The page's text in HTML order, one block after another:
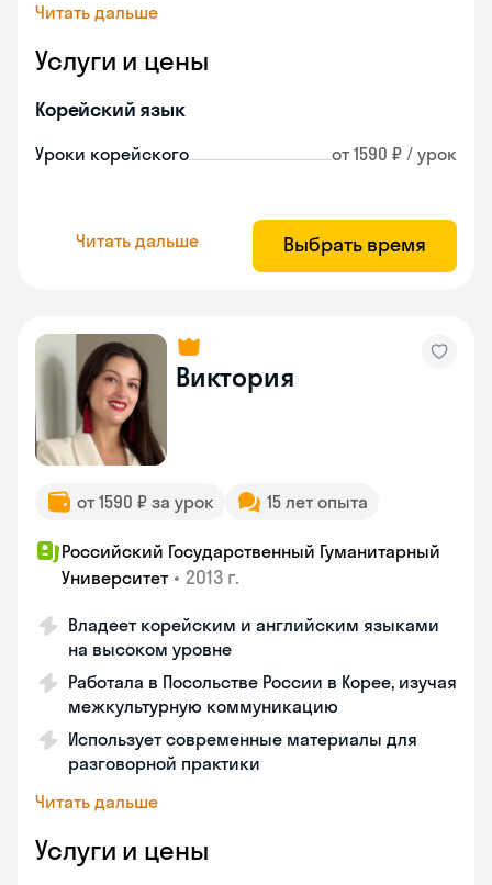
Читать дальше
Услуги и цены
Корейский язык
Уроки корейского от 1590 ₽ / урок
Читать дальше Выбрать время
Виктория
от 1590 ₽ за урок 15 лет опыта
Российский Государственный Гуманитарный
Университет • 2013 г.
Владеет корейским и английским языками
на высоком уровне
Работала в Посольстве России в Корее, изучая
межкультурную коммуникацию
Использует современные материалы для
разговорной практики
Читать дальше
Услуги и цены